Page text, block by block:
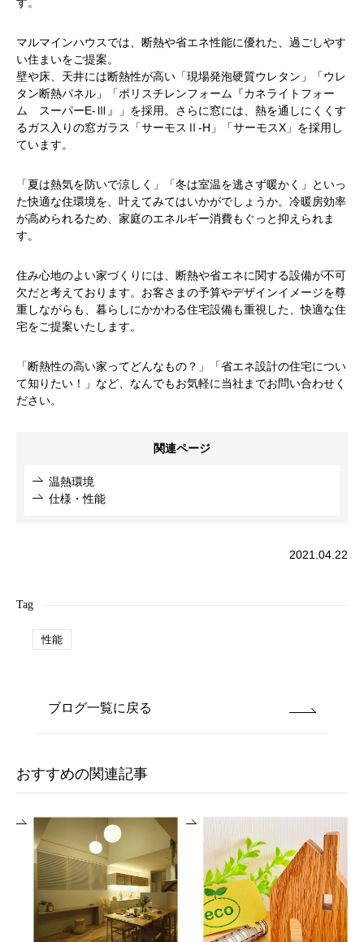
す。
マルマインハウスでは、断熱や省エネ性能に優れた、過ごしやす
い住まいをご提案。
壁や床、天井には断熱性が高い「現場発泡硬質ウレタン」「ウレ
タン断熱パネル」「ポリスチレンフォーム『カネライトフォー
ム スーパーE-Ⅲ』」を採用。さらに窓には、熱を通しにくくす
るガス入りの窓ガラス「サーモスⅡ-H」「サーモスX」を採用し
ています。
「夏は熱気を防いで涼しく」「冬は室温を逃さず暖かく」といっ
た快適な住環境を、叶えてみてはいかがでしょうか。冷暖房効率
が高められるため、家庭のエネルギー消費もぐっと抑えられま
す。
住み心地のよい家づくりには、断熱や省エネに関する設備が不可
欠だと考えております。お客さまの予算やデザインイメージを尊
重しながらも、暮らしにかかわる住宅設備も重視した、快適な住
宅をご提案いたします。
「断熱性の高い家ってどんなもの？」「省エネ設計の住宅につい
て知りたい！」など、なんでもお気軽に当社までお問い合わせく
ださい。
関連ページ
温熱環境
仕様・性能
2021.04.22
Tag
性能
ブログ一覧に戻る
おすすめの関連記事